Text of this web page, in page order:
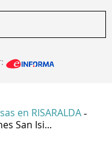
en RISARALDA -
San Isi...